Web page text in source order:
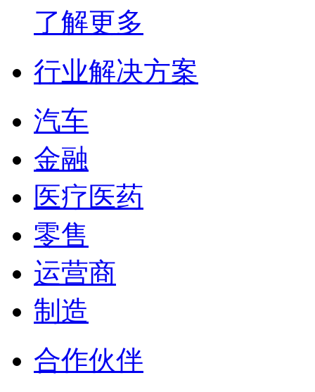
了解更多
行业解决方案
汽车
金融
医疗医药
零售
运营商
制造
合作伙伴